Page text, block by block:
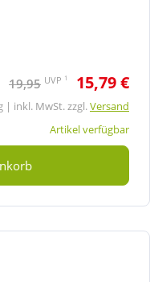
19,95 UVP 1 15,79 €
| inkl. MwSt. zzgl.Versand
Artikel verfügbar